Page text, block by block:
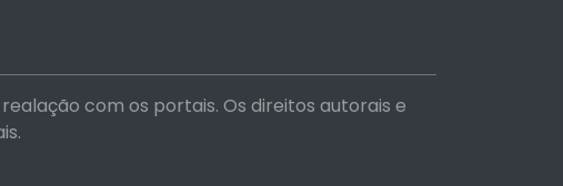
com os portais. Os direitos autorais e